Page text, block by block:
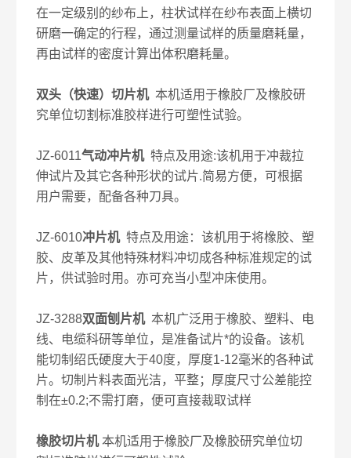
在一定级别的纱布上，柱状试样在纱布表面上横切
研磨一确定的行程，通过测量试样的质量磨耗量，
再由试样的密度计算出体积磨耗量。
双头（快速）切片机 本机适用于橡胶厂及橡胶研
究单位切割标准胶样进行可塑性试验。
JZ-6011气动冲片机 特点及用途:该机用于冲裁拉
伸试片及其它各种形状的试片.简易方便，可根据
用户需要，配备各种刀具。
JZ-6010冲片机 特点及用途：该机用于将橡胶、塑
胶、皮革及其他特殊材料冲切成各种标准规定的试
片，供试验时用。亦可充当小型冲床使用。
JZ-3288双面刨片机 本机广泛用于橡胶、塑料、电
线、电缆科研等单位，是准备试片*的设备。该机
能切制绍氏硬度大于40度，厚度1-12毫米的各种试
片。切制片料表面光洁，平整；厚度尺寸公差能控
制在±0.2;不需打磨，便可直接裁取试样
橡胶切片机本机适用于橡胶厂及橡胶研究单位切